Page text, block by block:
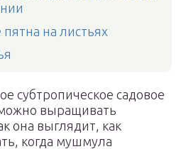
на листьях
субтропическое садовое
выращивать
она выглядит, как
когда мушмула